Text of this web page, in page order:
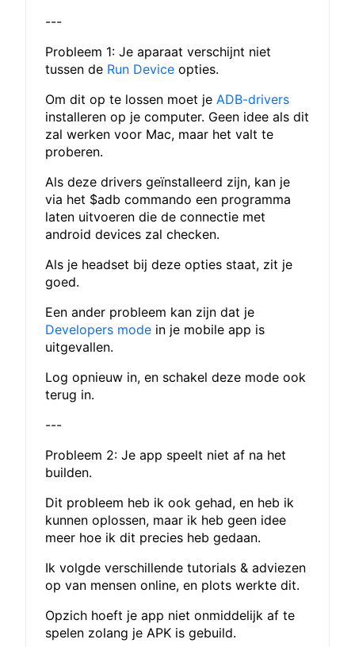
---
Probleem 1: Je aparaat verschijnt niet
tussen de Run Device opties.
Om dit op te lossen moet je ADB-drivers
installeren op je computer. Geen idee als dit
zal werken voor Mac, maar het valt te
proberen.
Als deze drivers geïnstalleerd zijn, kan je
via het $adb commando een programma
laten uitvoeren die de connectie met
android devices zal checken.
Als je headset bij deze opties staat, zit je
goed.
Een ander probleem kan zijn dat je
Developers mode in je mobile app is
uitgevallen.
Log opnieuw in, en schakel deze mode ook
terug in.
---
Probleem 2: Je app speelt niet af na het
builden.
Dit probleem heb ik ook gehad, en heb ik
kunnen oplossen, maar ik heb geen idee
meer hoe ik dit precies heb gedaan.
Ik volgde verschillende tutorials & adviezen
op van mensen online, en plots werkte dit.
Opzich hoeft je app niet onmiddelijk af te
spelen zolang je APK is gebuild.